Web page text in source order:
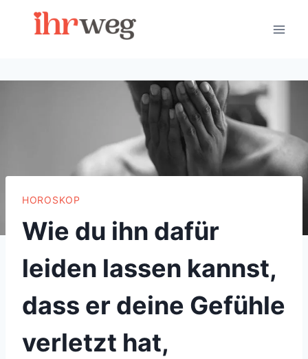
HOROSKOP
Wie du ihn dafür
leiden lassen kannst,
dass er deine Gefühle
verletzt hat,